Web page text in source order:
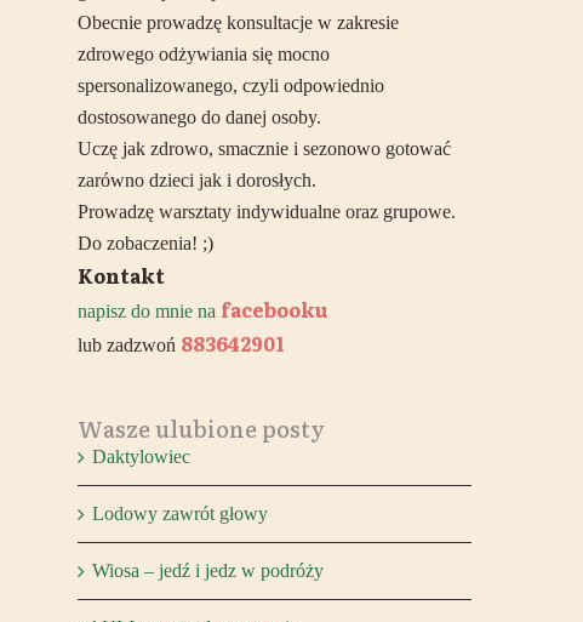
Obecnie prowadzę konsultacje w zakresie
zdrowego odżywiania się mocno
spersonalizowanego, czyli odpowiednio
dostosowanego do danej osoby.
Uczę jak zdrowo, smacznie i sezonowo gotować
zarówno dzieci jak i dorosłych.
Prowadzę warsztaty indywidualne oraz grupowe.
Do zobaczenia! ;)
Kontakt
napisz do mnie na facebooku
lub zadzwoń 883642901
Wasze ulubione posty
Daktylowiec
Lodowy zawrót głowy
Wiosa – jedź i jedz w podróży